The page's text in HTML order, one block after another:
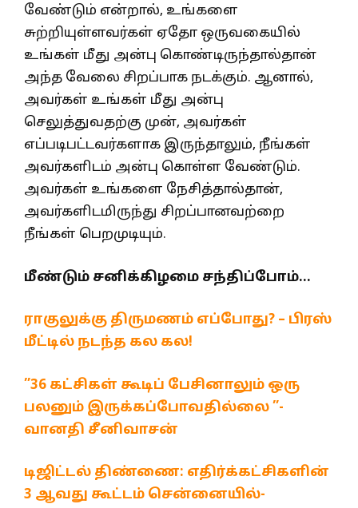
வேண்டும் என்றால், உங்களை
சுற்றியுள்ளவர்கள் ஏதோ ஒருவகையில்
உங்கள் மீது அன்பு கொண்டிருந்தால்தான்
அந்த வேலை சிறப்பாக நடக்கும். ஆனால்,
அவர்கள் உங்கள் மீது அன்பு
செலுத்துவதற்கு முன், அவர்கள்
எப்படிபட்டவர்களாக இருந்தாலும், நீங்கள்
அவர்களிடம் அன்பு கொள்ள வேண்டும்.
அவர்கள் உங்களை நேசித்தால்தான்,
அவர்களிடமிருந்து சிறப்பானவற்றை
நீங்கள் பெறமுடியும்.
மீண்டும் சனிக்கிழமை சந்திப்போம்…
ராகுலுக்கு திருமணம் எப்போது? – பிரஸ்
மீட்டில் நடந்த கல கல!
”36 கட்சிகள் கூடிப் பேசினாலும் ஒரு
பலனும் இருக்கப்போவதில்லை ”-
வானதி சீனிவாசன்
டிஜிட்டல் திண்ணை: எதிர்க்கட்சிகளின்
3 ஆவது கூட்டம் சென்னையில்-